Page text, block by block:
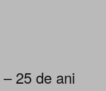
25 de ani